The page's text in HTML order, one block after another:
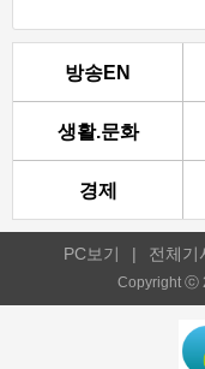
방송EN
생활.문화
경제
PC보기 | 전체기
Copyright ⓒ